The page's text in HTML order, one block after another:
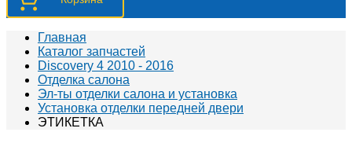
Главная
Каталог запчастей
Discovery 4 2010 - 2016
Отделка салона
Эл-ты отделки салона и установка
Установка отделки передней двери
ЭТИКЕТКА